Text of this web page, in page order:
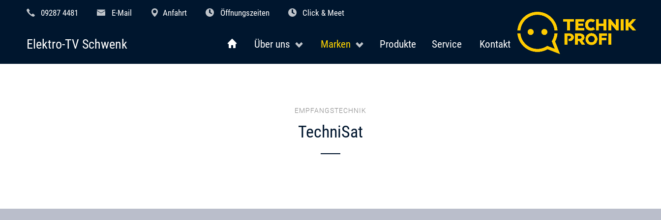
09287 4481 E-Mail Anfahrt Öffnungszeiten Click & Meet
Über uns Marken Produkte Service Kontakt
Elektro-TV Schwenk
EMPFANGSTECHNIK
TechniSat